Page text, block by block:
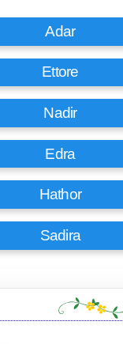
Adar
Ettore
Nadir
Edra
Hathor
Sadira